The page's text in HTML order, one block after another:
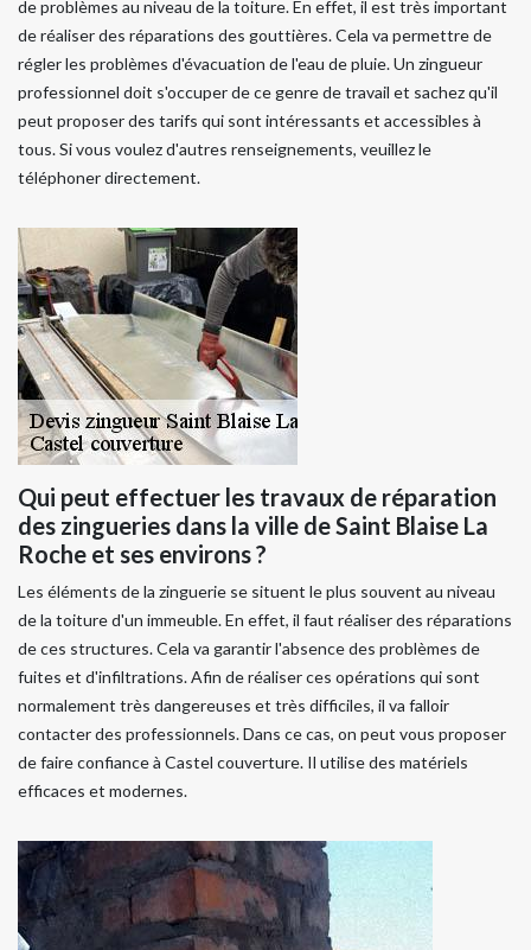
de problèmes au niveau de la toiture. En effet, il est très important
de réaliser des réparations des gouttières. Cela va permettre de
régler les problèmes d'évacuation de l'eau de pluie. Un zingueur
professionnel doit s'occuper de ce genre de travail et sachez qu'il
peut proposer des tarifs qui sont intéressants et accessibles à
tous. Si vous voulez d'autres renseignements, veuillez le
téléphoner directement.
Qui peut effectuer les travaux de réparation
des zingueries dans la ville de Saint Blaise La
Roche et ses environs ?
Les éléments de la zinguerie se situent le plus souvent au niveau
de la toiture d'un immeuble. En effet, il faut réaliser des réparations
de ces structures. Cela va garantir l'absence des problèmes de
fuites et d'infiltrations. Afin de réaliser ces opérations qui sont
normalement très dangereuses et très difficiles, il va falloir
contacter des professionnels. Dans ce cas, on peut vous proposer
de faire confiance à Castel couverture. Il utilise des matériels
efficaces et modernes.